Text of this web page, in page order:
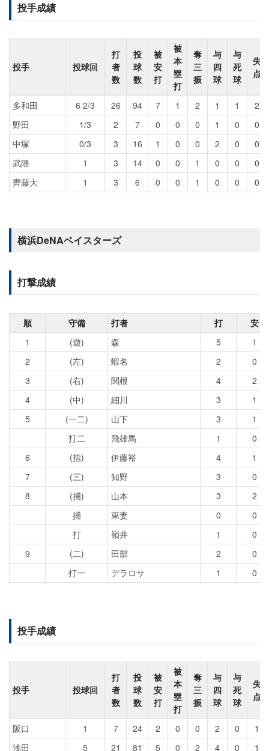
投手成績
投手 投球回
打
者
数
投
球
数
被
安
打
被
本
塁
打
奪
三
振
与
四
球
与
死
球
失
点
多和田 6 2/3 26 94 7 1 2 1 1
2
野田
1/3 2 7 0 0 0 1 0
0
中塚
0/3 3 16 1 0 0 2 0
0
武隈
1 3 14 0 0 1 0 0
0
齊藤大
1 3 6 0 0 1 0 0 0
横浜DeNAベイスターズ
打撃成績
順 守備 打者 打
安
1
(遊) 森 5
1
2
(左) 蝦名 2
0
3
(右) 関根 4
2
4
(中) 細川 3
1
5
(一二) 山下 3
1
打二
飛雄馬 1
0
6
(指) 伊藤裕 4
1
7
(三) 知野 3
0
8
(捕) 山本 3
2
捕
東妻 0
0
打
嶺井 1
0
9
(二) 田部 2
0
打一
デラロサ 1 0
投手成績
投手 投球回
打
者
数
投
球
数
被
安
打
被
本
塁
打
奪
三
振
与
四
球
与
死
球
失
点
阪口 1 7 24 2 0 0 2 0
1
浅田
5 21 81 5 0 2 4 0 1